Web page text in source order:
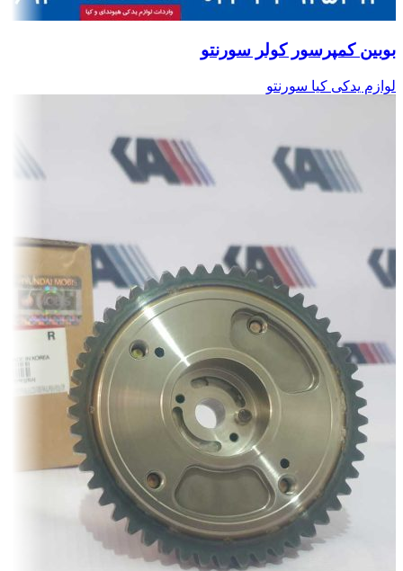
بوبین کمپرسور کولر سورنتو
لوازم یدکی کیا سورنتو